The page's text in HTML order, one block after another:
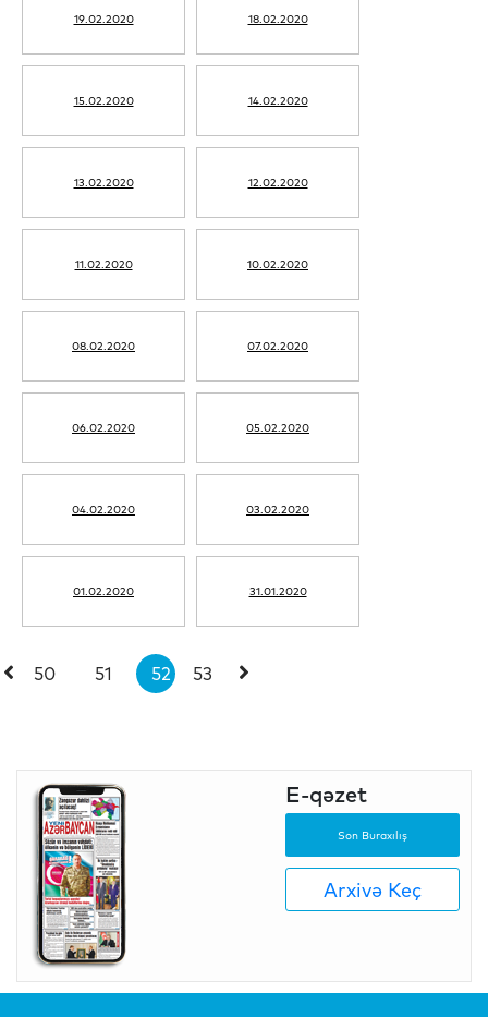
19.02.2020 18.02.2020
15.02.2020 14.02.2020
13.02.2020 12.02.2020
11.02.2020 10.02.2020
08.02.2020 07.02.2020
06.02.2020 05.02.2020
04.02.2020 03.02.2020
01.02.2020 31.01.2020
50 51 52 53
E-qəzet
Son Buraxılış
Arxivə Keç